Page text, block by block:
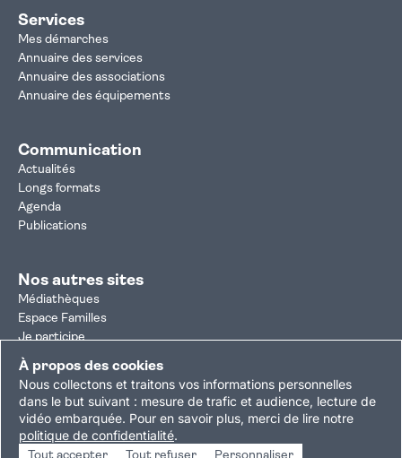
À propos des cookies
Nous collectons et traitons vos informations personnelles
dans le but suivant : mesure de trafic et audience, lecture de
vidéo embarquée. Pour en savoir plus, merci de lire notre
politique de confidentialité.
Services
Mes démarches
Annuaire des services
Annuaire des associations
Annuaire des équipements
Communication
Actualités
Longs formats
Agenda
Publications
Nos autres sites
Médiathèques
Espace Familles
Je participe
Autorisation d'urbanisme
Résultats électoraux
Plan du site Nous contacterMentions légales
Politique de confidentialitéAccessibilité : partiellement conforme
Gestion des cookies